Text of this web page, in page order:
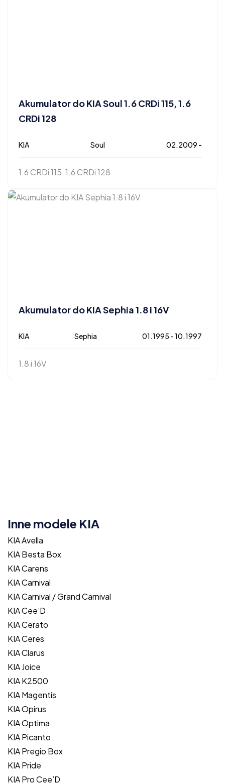
Akumulator do KIA Soul 1.6 CRDi 115, 1.6
CRDi 128
KIA Soul 02.2009 -
1.6 CRDi 115, 1.6 CRDi 128
Akumulator do KIA Sephia 1.8 i 16V
KIA Sephia 01.1995 - 10.1997
1.8 i 16V
Inne modele KIA
KIA Avella
KIA Besta Box
KIA Carens
KIA Carnival
KIA Carnival / Grand Carnival
KIA Cee’D
KIA Cerato
KIA Ceres
KIA Clarus
KIA Joice
KIA K2500
KIA Magentis
KIA Opirus
KIA Optima
KIA Picanto
KIA Pregio Box
KIA Pride
KIA Pro Cee’D